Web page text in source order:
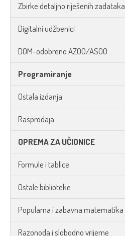
Zbirke detaljno riješenih zadataka
Digitalni udžbenici
DOM-odobreno AZOO/ASOO
Programiranje
Ostala izdanja
Rasprodaja
OPREMA ZA UČIONICE
Formule i tablice
Ostale biblioteke
Popularna i zabavna matematika
Razonoda i slobodno vrijeme